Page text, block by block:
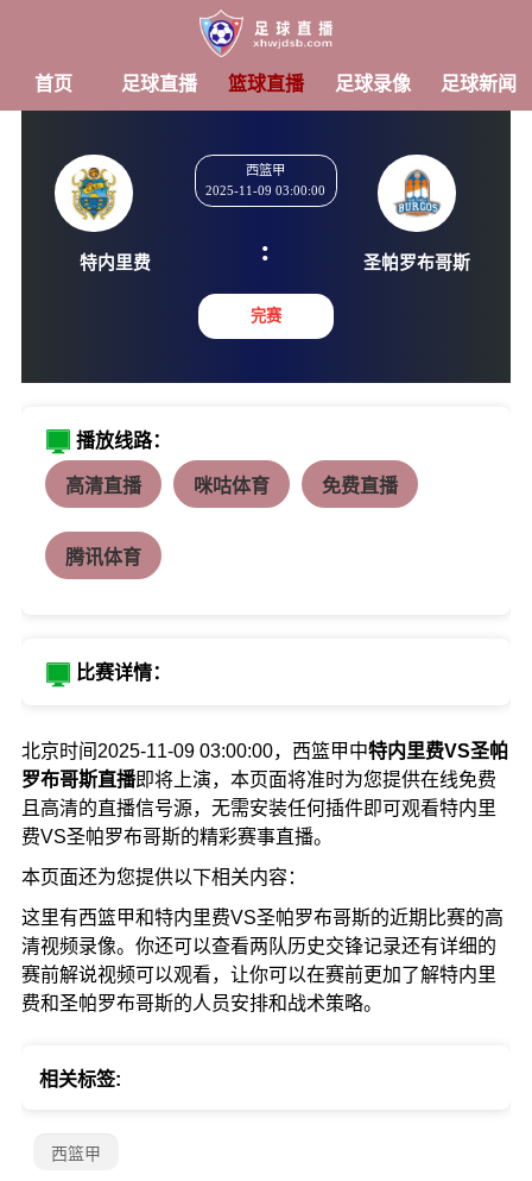
首页 足球直播 篮球直播 足球录像 足球新闻
西篮甲
2025-11-09 03:00:00
:
完赛
播放线路：
高清直播 咪咕体育 免费直播
腾讯体育
比赛详情：
北京时间2025-11-09 03:00:00，西篮甲中特内里费VS圣帕
罗布哥斯直播即将上演，本页面将准时为您提供在线免费
且高清的直播信号源，无需安装任何插件即可观看特内里
费VS圣帕罗布哥斯的精彩赛事直播。
本页面还为您提供以下相关内容：
这里有西篮甲和特内里费VS圣帕罗布哥斯的近期比赛的高
清视频录像。你还可以查看两队历史交锋记录还有详细的
赛前解说视频可以观看，让你可以在赛前更加了解特内里
费和圣帕罗布哥斯的人员安排和战术策略。
相关标签:
西篮甲